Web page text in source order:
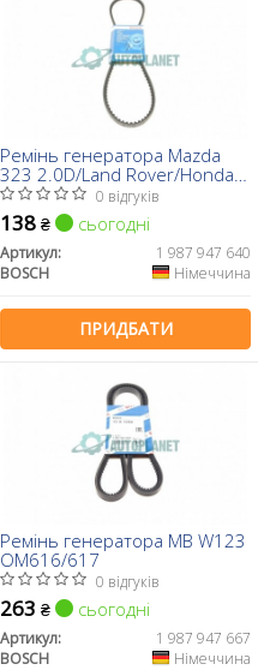
Ремінь генератора Mazda
323 2.0D/Land Rover/Honda
Legend I 2.5i 85-99 (10x1050)
0 відгуків
138 ₴ сьогодні
Артикул:
1 987 947 640
BOSCH
Німеччина
ПРИДБАТИ
Ремінь генератора MB W123
OM616/617
0 відгуків
263 ₴ сьогодні
Артикул:
1 987 947 667
BOSCH
Німеччина